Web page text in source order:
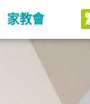
家教會